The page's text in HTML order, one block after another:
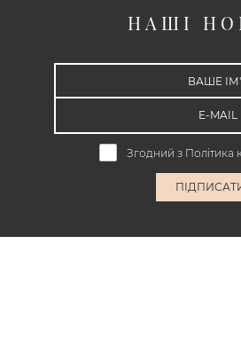
НАШІ
Згодний з Політика